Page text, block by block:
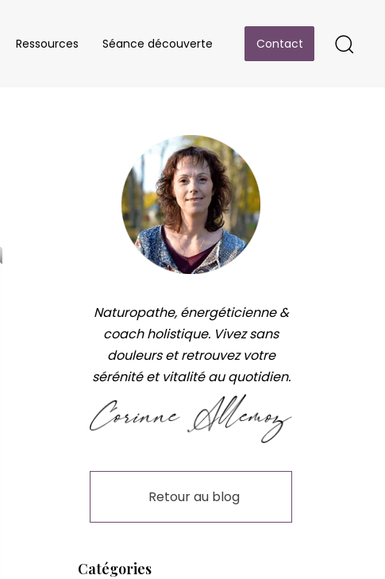
Ressources Séance découverte Contact
Naturopathe, énergéticienne &
coach holistique. Vivez sans
douleurs et retrouvez votre
sérénité et vitalité au quotidien.
Retour au blog
Catégories